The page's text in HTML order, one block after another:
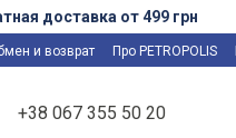
доставка от 499 грн
и возврат Про PETROPOLIS
+38 067 355 50 20